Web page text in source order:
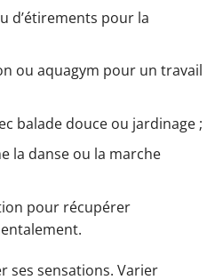
d’étirements pour la
ou aquagym pour un travail
balade douce ou jardinage ;
la danse ou la marche
pour récupérer
ses sensations. Varier